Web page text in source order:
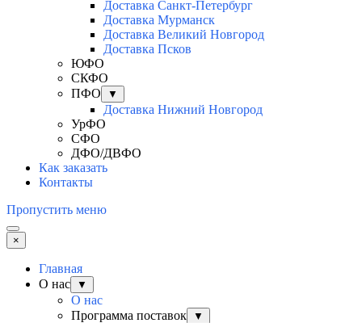
Доставка Санкт-Петербург
Доставка Мурманск
Доставка Великий Новгород
Доставка Псков
ЮФО
СКФО
ПФО
▼
Доставка Нижний Новгород
УрФО
СФО
ДФО/ДВФО
Как заказать
Контакты
Пропустить меню
×
Главная
О нас
▼
О нас
Программа поставок
▼